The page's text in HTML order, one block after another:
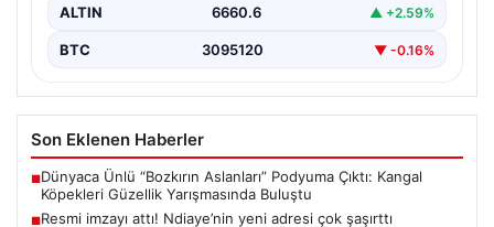
ALTIN 6660.6 ▲ +2.59%
BTC 3095120 ▼ -0.16%
Son Eklenen Haberler
■Dünyaca Ünlü “Bozkırın Aslanları” Podyuma Çıktı: Kangal
Köpekleri Güzellik Yarışmasında Buluştu
■Resmi imzayı attı! Ndiaye’nin yeni adresi çok şaşırttı